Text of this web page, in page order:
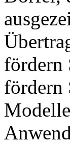
fördern
fördern